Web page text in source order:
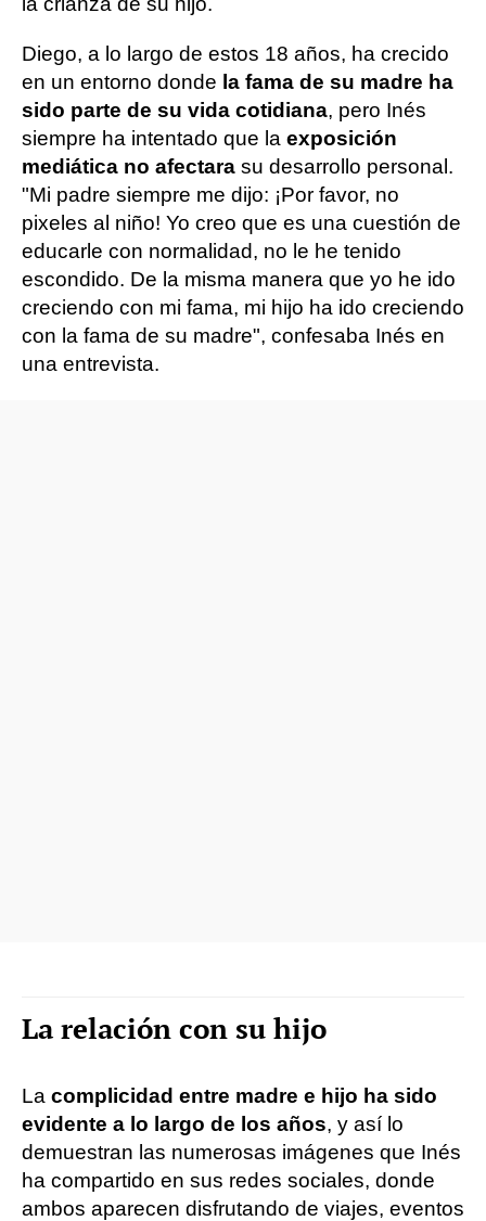
Diego, a lo largo de estos 18 años, ha crecido
en un entorno donde la fama de su madre ha
sido parte de su vida cotidiana, pero Inés
siempre ha intentado que la exposición
mediática no afectara su desarrollo personal.
"Mi padre siempre me dijo: ¡Por favor, no
pixeles al niño! Yo creo que es una cuestión de
educarle con normalidad, no le he tenido
escondido. De la misma manera que yo he ido
creciendo con mi fama, mi hijo ha ido creciendo
con la fama de su madre", confesaba Inés en
una entrevista.
La relación con su hijo
La complicidad entre madre e hijo ha sido
evidente a lo largo de los años, y así lo
demuestran las numerosas imágenes que Inés
ha compartido en sus redes sociales, donde
ambos aparecen disfrutando de viajes, eventos